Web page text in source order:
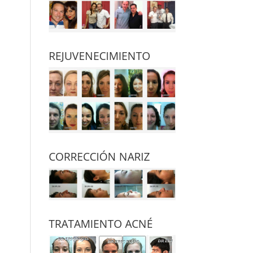
REJUVENECIMIENTO
CORRECCIÓN NARIZ
TRATAMIENTO ACNÉ